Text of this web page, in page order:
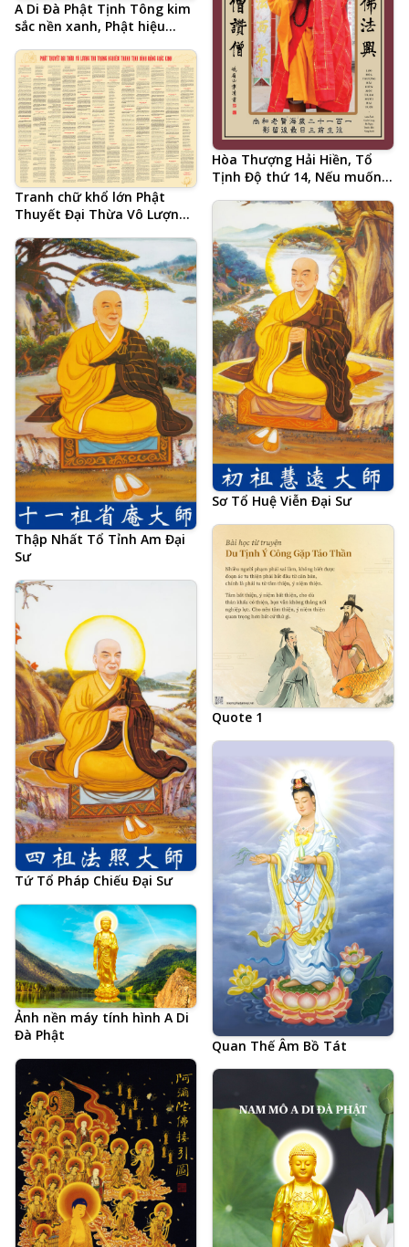
Hòa Thượng Hải Hiền, Tổ
Tịnh Độ thứ 14, Nếu muốn
Tăng khen Tăng, ghi chú
tiếng Việt
A Di Đà Phật Tịnh Tông kim
sắc nền xanh, Phật hiệu
đắc cả đời học Phật của Hòa
Thượng Tịnh Không, hình
Phật chất lượng cao, kích
thước lớn, ảnh chiều ngang
Tranh chữ khổ lớn Phật
Thuyết Đại Thừa Vô Lượng
Tịnh Bình Đẳng Giác Kinh
(Âm Hán Văn) do Lão Cư Sĩ
Hạ Liên Cư Hội Tập
Sơ Tổ Huệ Viễn Đại Sư
Thập Nhất Tổ Tỉnh Am Đại
Sư
Quote 1
Tứ Tổ Pháp Chiếu Đại Sư
Quan Thế Âm Bồ Tát
Ảnh nền máy tính hình A Di
Đà Phật